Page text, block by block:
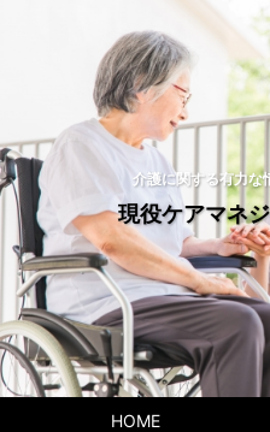
介護に関する有力な
現役ケアマネ
HOME